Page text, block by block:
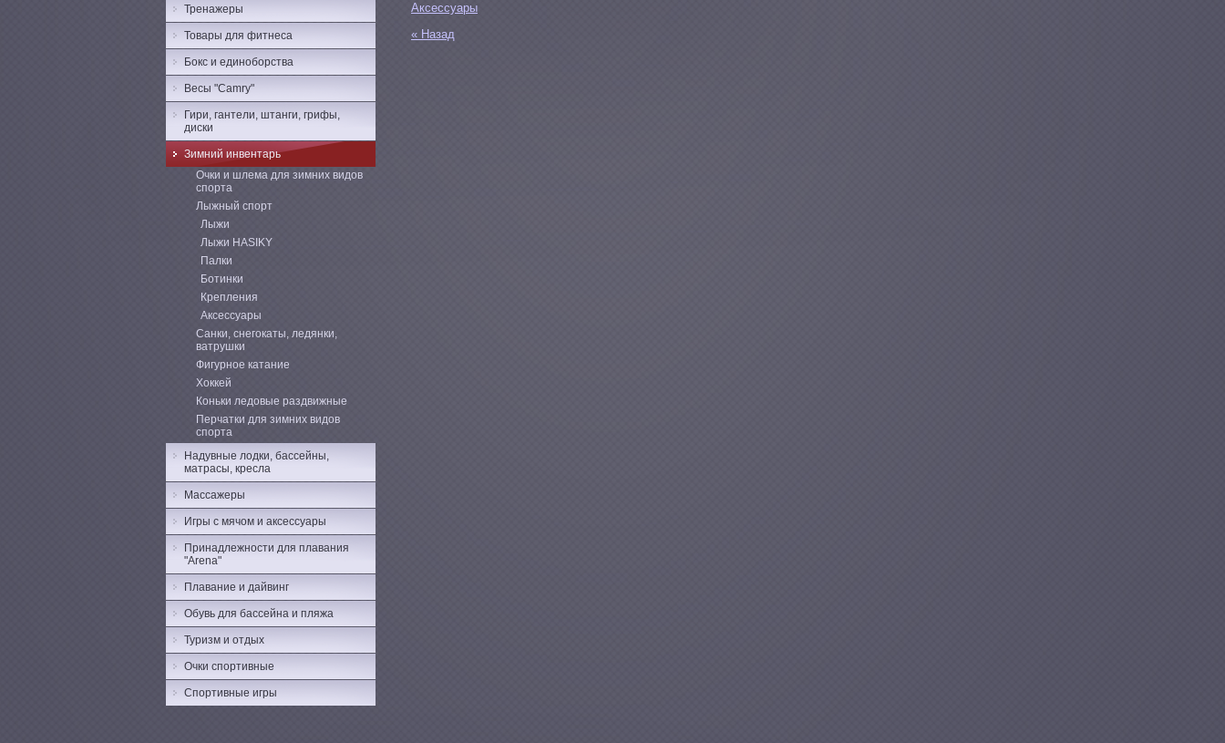
Аксессуары
« Назад
Тренажеры
Товары для фитнеса
Бокс и единоборства
Весы "Camry"
Гири, гантели, штанги, грифы,
диски
Зимний инвентарь
Очки и шлема для зимних видов
спорта
Лыжный спорт
Лыжи
Лыжи HASIKY
Палки
Ботинки
Крепления
Аксессуары
Санки, снегокаты, ледянки,
ватрушки
Фигурное катание
Хоккей
Коньки ледовые раздвижные
Перчатки для зимних видов
спорта
Надувные лодки, бассейны,
матрасы, кресла
Массажеры
Игры с мячом и аксессуары
Принадлежности для плавания
"Arena"
Плавание и дайвинг
Обувь для бассейна и пляжа
Туризм и отдых
Очки спортивные
Спортивные игры